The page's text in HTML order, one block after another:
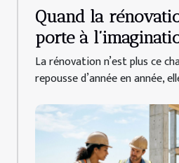
Quand la
porte à
La rénovation n’est plus ce
repousse d’année en année,